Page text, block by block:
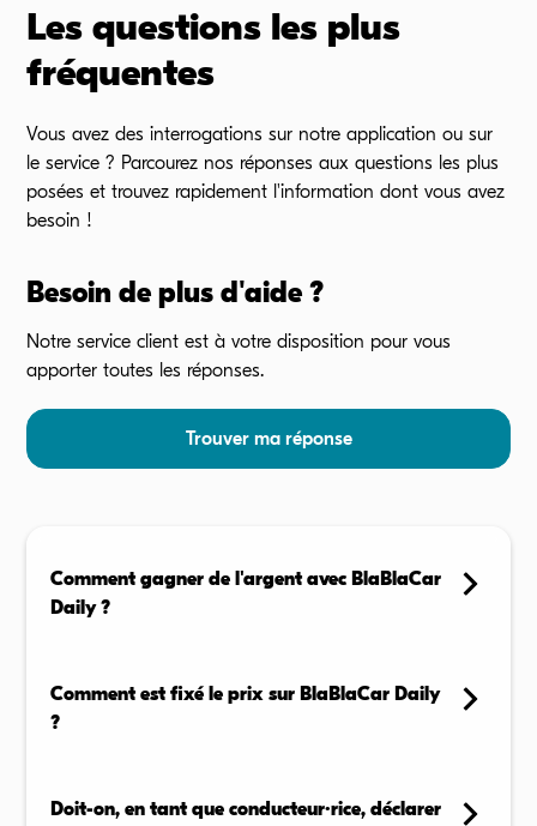
Les questions les plus
fréquentes
Vous avez des interrogations sur notre application ou sur
leservice ? Parcourez nos réponses aux questions les plus
posées et trouvez rapidement l'information dont vous avez
besoin !
Besoin de plus d'aide ?
Notre service client est à votre disposition pour vous
apporter toutes les réponses.
Trouver ma réponse
Comment gagner de l'argent avec BlaBlaCar
Daily ?
trajets réguliers sur l'application et recevoir une
compensation pour chaque passager transporté,
Comment est fixé le prix sur BlaBlaCar Daily
?
est automatiquement calculé par l’application, selon
Doit-on, en tant que conducteur·rice, déclarer